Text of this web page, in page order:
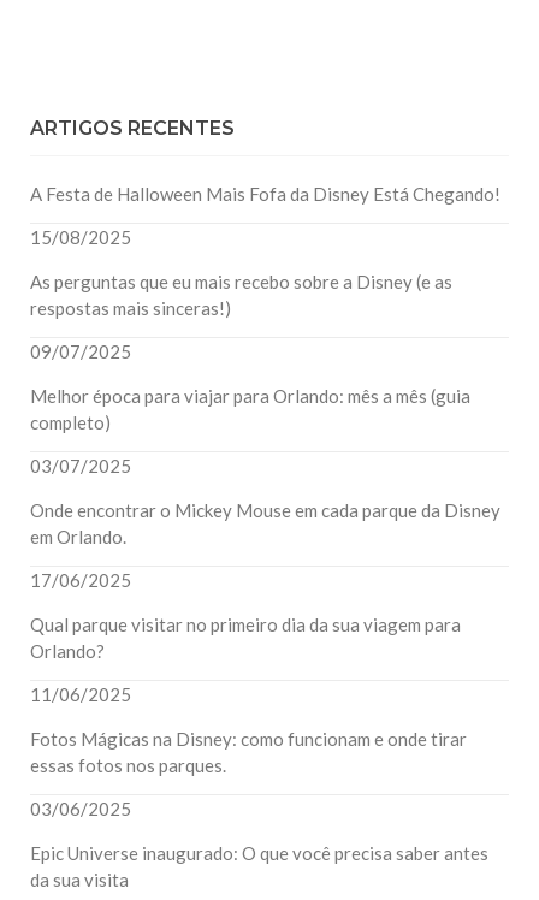
ARTIGOS RECENTES
A Festa de Halloween Mais Fofa da Disney Está Chegando!
15/08/2025
As perguntas que eu mais recebo sobre a Disney (e as
respostas mais sinceras!)
09/07/2025
Melhor época para viajar para Orlando: mês a mês (guia
completo)
03/07/2025
Onde encontrar o Mickey Mouse em cada parque da Disney
em Orlando.
17/06/2025
Qual parque visitar no primeiro dia da sua viagem para
Orlando?
11/06/2025
Fotos Mágicas na Disney: como funcionam e onde tirar
essas fotos nos parques.
03/06/2025
Epic Universe inaugurado: O que você precisa saber antes
da sua visita